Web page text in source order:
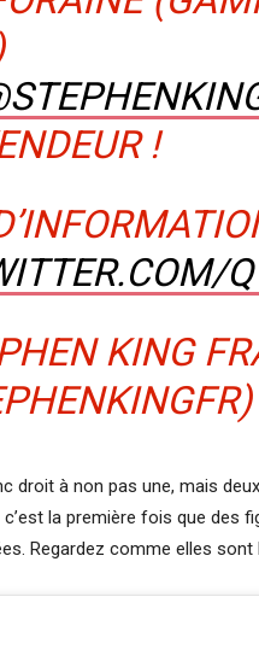
!
KING
droit à non pas une, mais
la première fois que des
Regardez comme elles sont